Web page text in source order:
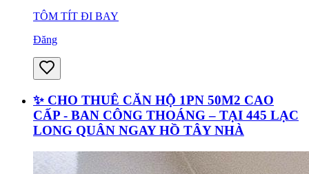
TÔM TÍT ĐI BAY
Đăng
✨ CHO THUÊ CĂN HỘ 1PN 50M2 CAO
CẤP - BAN CÔNG THOÁNG – TẠI 445 LẠC
LONG QUÂN NGAY HỒ TÂY NHÀ